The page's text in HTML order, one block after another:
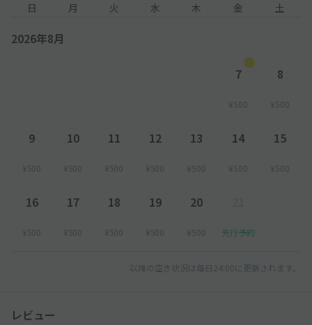
日 月 火 水 木 金 土
2026年8月
7
¥500
8
¥500
9
¥500
10
¥500
11
¥500
12
¥500
13
¥500
14
¥500
15
¥500
16
¥500
17
¥500
18
¥500
19
¥500
20
¥500 先行予約
以降の空き状況は毎日24:00に更新されます。
レビュー